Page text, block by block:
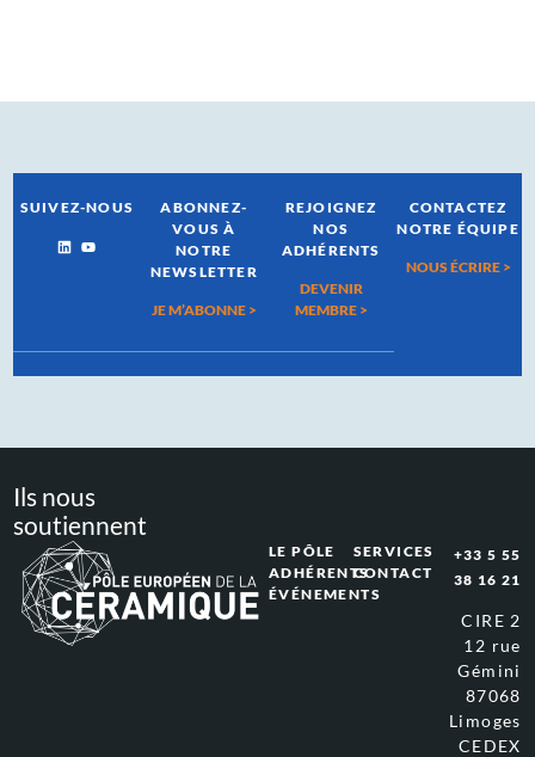
SUIVEZ-NOUS
ABONNEZ-
VOUS À
NOTRE
NEWSLETTER
JE M’ABONNE >
REJOIGNEZ
NOS
ADHÉRENTS
DEVENIR
MEMBRE >
CONTACTEZ
NOTRE ÉQUIPE
NOUS ÉCRIRE >
Ils nous
soutiennent
LE PÔLE
ADHÉRENTS
ÉVÉNEMENTS
SERVICES
CONTACT
+33 5 55
38 16 21
CIRE 2
12 rue
Gémini
87068
Limoges
CEDEX